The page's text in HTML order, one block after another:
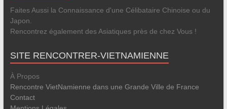
Faites Aussi la Connaissance d'une Célibataire Chinoise ou du
Japon.
Rencontrez également des Asiatiques près de chez Vous !
SITE RENCONTRER-VIETNAMIENNE
À Propos
Rencontre VietNamienne dans une Grande Ville de France
Contact